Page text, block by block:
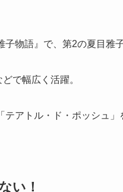
子物語』で、第2の夏目雅
で幅広く活躍。
アトル・ド・ポッシュ」
い！